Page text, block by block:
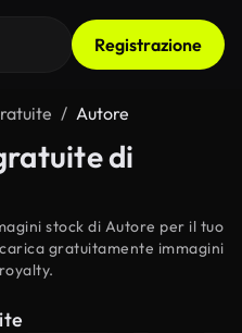
Registrazione
Autore
di
stock di Autore per il tuo
gratuitamente immagini